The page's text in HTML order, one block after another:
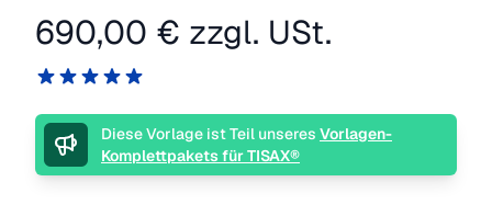
Produktinformation
690,00 € zzgl. USt.
Reviews
5 von 5 Sternen
BeschreibungDiese Vorlage ist Teil unseres Vorlagen-
Komplettpakets für TISAX®